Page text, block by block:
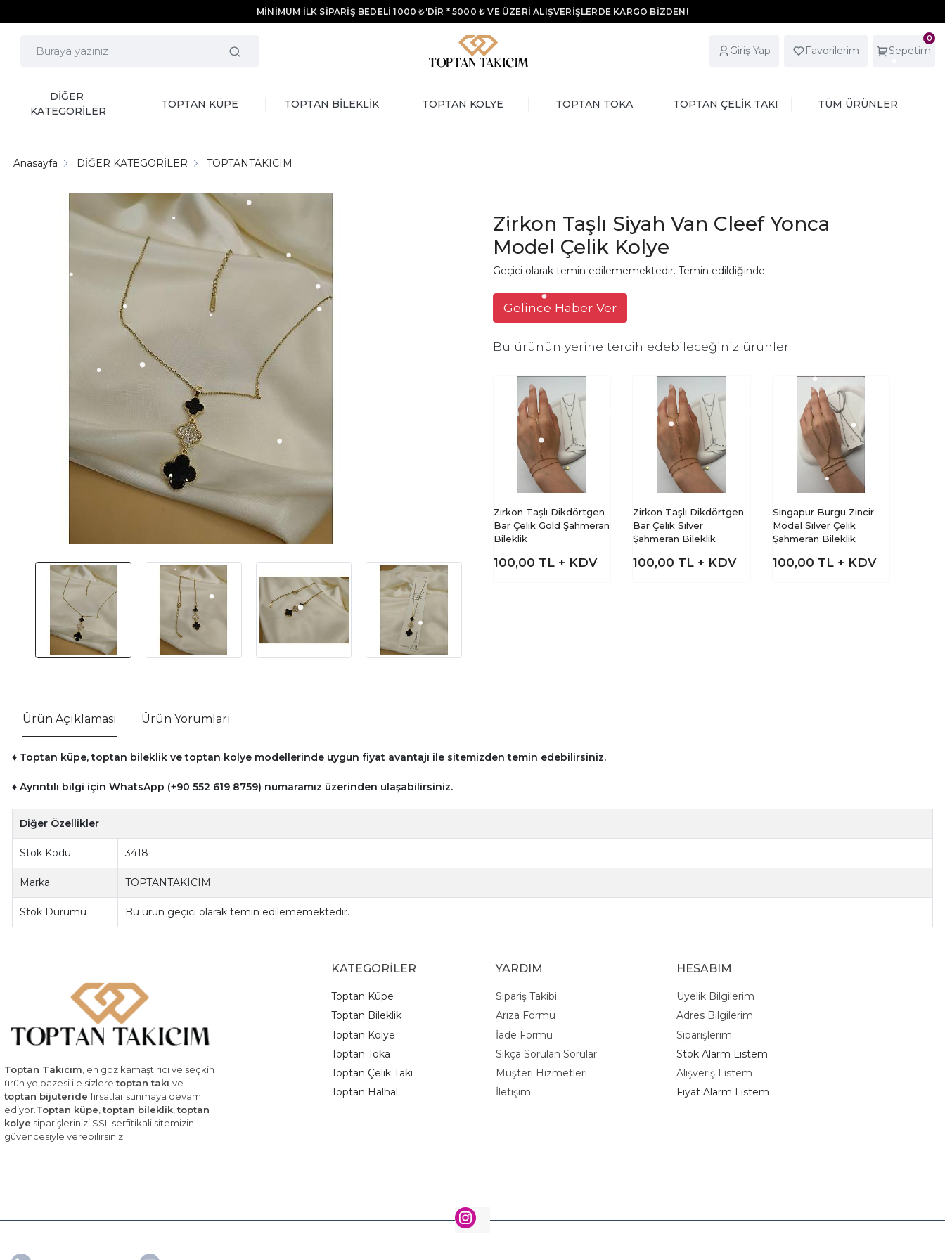
MİNİMUM İLK SİPARİŞ BEDELİ 1000 ₺'DİR * 5000 ₺ VE ÜZERİ ALIŞVERİŞLERDE KARGO BİZDEN!
Giriş Yap Favorilerim
0
Sepetim
DİĞER
KATEGORİLER
TOPTAN KÜPE TOPTAN BİLEKLİK TOPTAN KOLYE TOPTAN TOKA TOPTAN ÇELİK TAKI TÜM ÜRÜNLER
Anasayfa DİĞER KATEGORİLER TOPTANTAKICIM
Zirkon Taşlı Siyah Van Cleef Yonca
Model Çelik Kolye
Geçici olarak temin edilememektedir. Temin edildiğinde
Gelince Haber Ver
Bu ürünün yerine tercih edebileceğiniz ürünler
Zirkon Taşlı Dikdörtgen
Bar Çelik Gold Şahmeran
Bileklik
100,00 TL + KDV
Zirkon Taşlı Dikdörtgen
Bar Çelik Silver
Şahmeran Bileklik
100,00 TL + KDV
Singapur Burgu Zincir
Model Silver Çelik
Şahmeran Bileklik
100,00 TL + KDV
Ürün Açıklaması Ürün Yorumları
♦ Toptan küpe, toptan bileklik ve toptan kolye modellerinde uygun fiyat avantajı ile sitemizden temin edebilirsiniz.
♦ Ayrıntılı bilgi için WhatsApp (+90 552 619 8759) numaramız üzerinden ulaşabilirsiniz.
Diğer Özellikler
Stok Kodu 3418
Marka TOPTANTAKICIM
Stok Durumu Bu ürün geçici olarak temin edilememektedir.
Toptan Takıcım, en göz kamaştırıcı ve seçkin
ürün yelpazesi ile sizleretoptan takı ve
toptan bijuteridefırsatlar sunmaya devam
ediyor.Toptan küpe,toptan bileklik,toptan
kolye siparişlerinizi SSL serfitikali sitemizin
güvencesiyle verebilirsiniz.
KATEGORİLER
Toptan Küpe
Toptan Bileklik
Toptan Kolye
Toptan Toka
Toptan Çelik Takı
Toptan Halhal
YARDIM
Sipariş Takibi
Arıza Formu
İade Formu
Sıkça Sorulan Sorular
Müşteri Hizmetleri
İletişim
HESABIM
Üyelik Bilgilerim
Adres Bilgilerim
Siparişlerim
Stok Alarm Listem
Alışveriş Listem
Fiyat Alarm Listem